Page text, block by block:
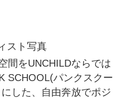
スト写真
間をUNCHILDならでは
SCHOOL(パンクスクー
した、自由奔放でポジ